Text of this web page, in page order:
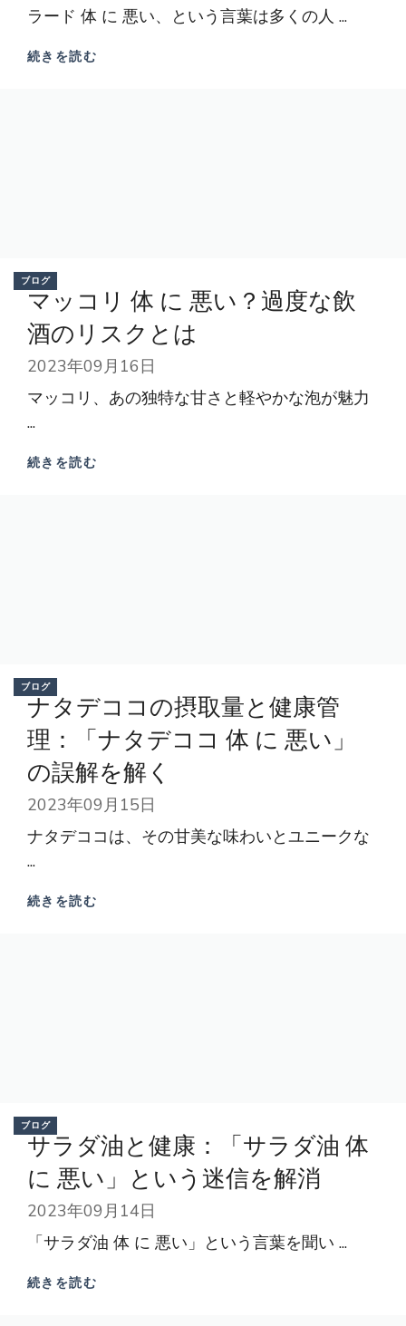
ラード 体 に 悪い、という言葉は多くの人 ...
続きを読む
ブログ
マッコリ 体 に 悪い？過度な飲
酒のリスクとは
2023年09月16日
マッコリ、あの独特な甘さと軽やかな泡が魅力
...
続きを読む
ブログ
ナタデココの摂取量と健康管
理：「ナタデココ 体 に 悪い」
の誤解を解く
2023年09月15日
ナタデココは、その甘美な味わいとユニークな
...
続きを読む
ブログ
サラダ油と健康：「サラダ油 体
に 悪い」という迷信を解消
2023年09月14日
「サラダ油 体 に 悪い」という言葉を聞い ...
続きを読む